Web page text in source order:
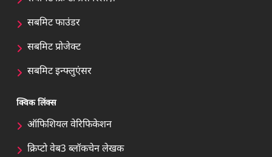
सबमिट फाउंडर
सबमिट प्रोजेक्ट
सबमिट इन्फ्लुएंसर
क्विक लिंक्स
ऑफिशियल वेरिफिकेशन
क्रिप्टो वेब3 ब्लॉकचेन लेखक